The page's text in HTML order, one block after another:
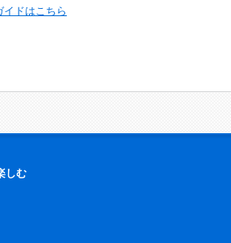
ドはこちら
しむ